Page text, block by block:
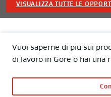
VISUALIZZA TUTTE LE
Vuoi saperne di più sui
di lavoro in Gore o hai una